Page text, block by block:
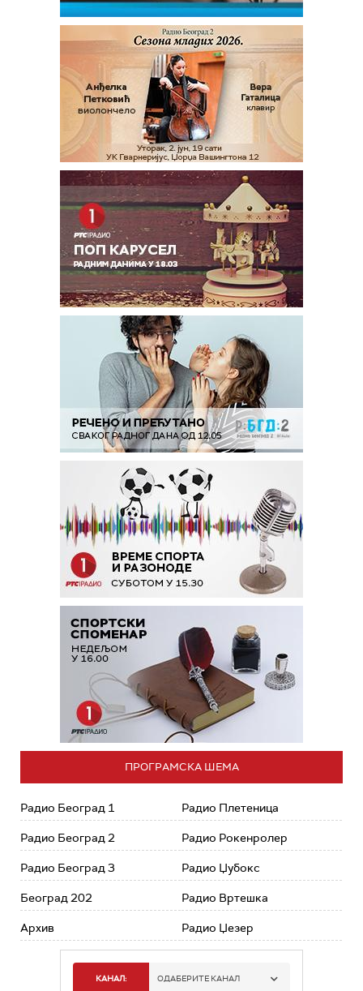
ПРОГРАМСКА ШЕМА
Радио Београд 1
Радио Београд 2
Радио Београд 3
Београд 202
Архив
Радио Плетеница
Радио Рокенролер
Радио Џубокс
Радио Вртешка
Радио Џезер
КАНАЛ: ОДАБЕРИТЕ КАНАЛ